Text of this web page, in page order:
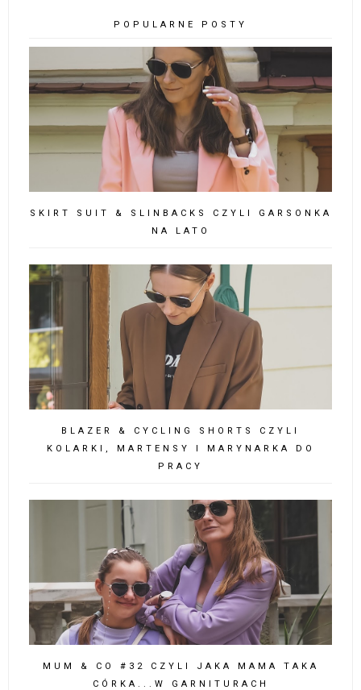
POPULARNE POSTY
SKIRT SUIT & SLINBACKS CZYLI GARSONKA
NA LATO
BLAZER & CYCLING SHORTS CZYLI
KOLARKI, MARTENSY I MARYNARKA DO
PRACY
MUM & CO #32 CZYLI JAKA MAMA TAKA
CÓRKA...W GARNITURACH